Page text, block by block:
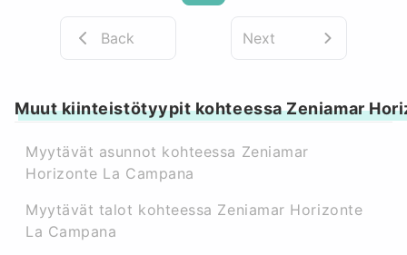
Back Next
Muut kiinteistötyypit kohteessa Zeniamar
Myytävät asunnot kohteessa Zeniamar
Horizonte La Campana
Myytävät talot kohteessa Zeniamar Horizonte
La Campana